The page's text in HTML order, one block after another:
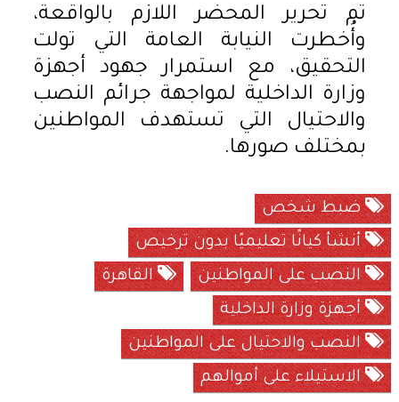
تم تحرير المحضر اللازم بالواقعة،
وأُخطرت النيابة العامة التي تولت
التحقيق، مع استمرار جهود أجهزة
وزارة الداخلية لمواجهة جرائم النصب
والاحتيال التي تستهدف المواطنين
بمختلف صورها.
ضبط شخص
أنشأ كيانًا تعليميًا بدون ترخيص
النصب على المواطنين
القاهرة
أجهزة وزارة الداخلية
النصب والاحتيال على المواطنين
الاستيلاء على أموالهم